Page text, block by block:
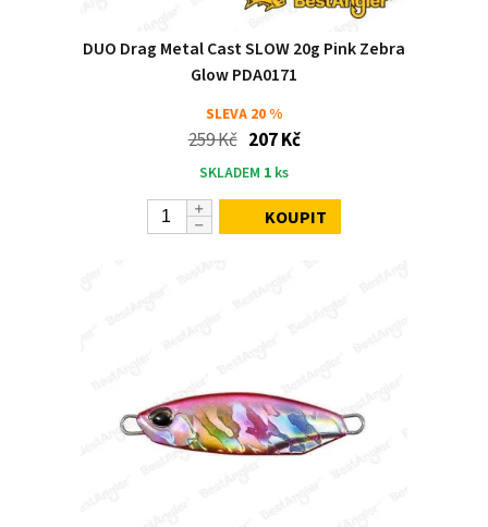
DUO Drag Metal Cast SLOW 20g Pink Zebra
Glow PDA0171
SLEVA 20 %
259 Kč 207 Kč
SKLADEM 1 ks
KOUPIT